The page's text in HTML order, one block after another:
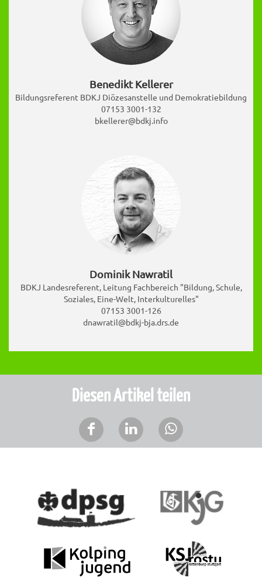
Benedikt Kellerer
Bildungsreferent BDKJ Diözesanstelle und Demokratiebildung
07153 3001-132
bkellerer@bdkj.info
Dominik Nawratil
BDKJ Landesreferent, Leitung Fachbereich "Bildung, Schule,
Soziales, Eine-Welt, Interkulturelles"
07153 3001-126
dnawratil@bdkj-bja.drs.de
Diesen Artikel teilen